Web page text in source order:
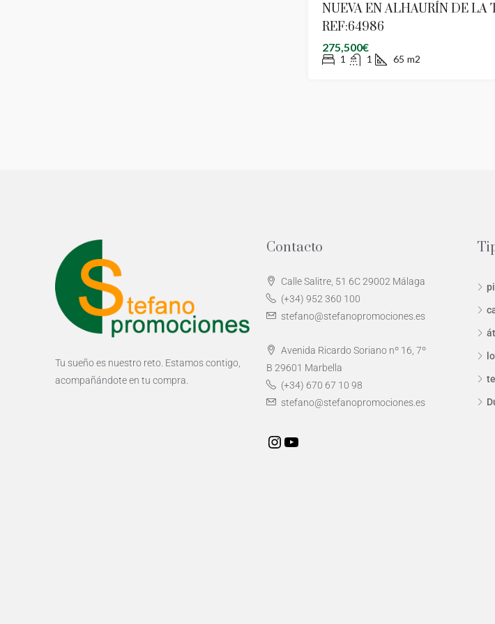
NUEVA EN ALHAURÍN DE LA
REF:64986
275,500€
1 1 65 m2
Tu sueño es nuestro reto. Estamos contigo,
acompañándote en tu compra.
Contacto
Calle Salitre, 51 6C 29002 Málaga
(+34) 952 360 100
stefano@stefanopromociones.es
Avenida Ricardo Soriano nº 16, 7º
B 29601 Marbella
(+34) 670 67 10 98
stefano@stefanopromociones.es